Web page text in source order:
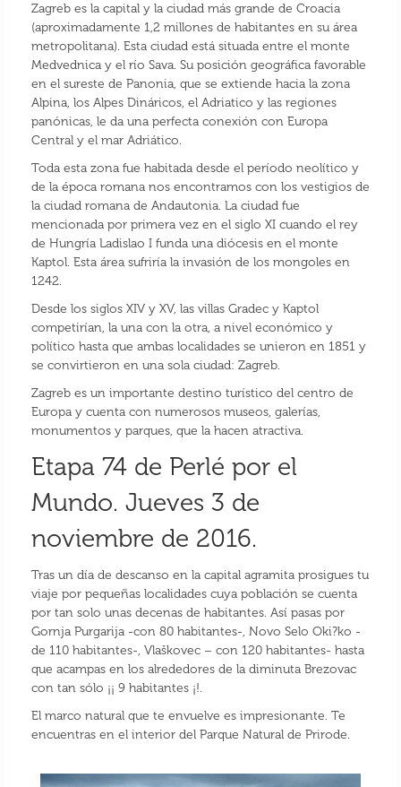
Zagreb es la capital y la ciudad más grande de Croacia
(aproximadamente 1,2 millones de habitantes en su área
metropolitana). Esta ciudad está situada entre el monte
Medvednica y el río Sava. Su posición geográfica favorable
en el sureste de Panonia, que se extiende hacia la zona
Alpina, los Alpes Dináricos, el Adriatico y las regiones
panónicas, le da una perfecta conexión con Europa
Central y el mar Adriático.
Toda esta zona fue habitada desde el período neolítico y
de la época romana nos encontramos con los vestigios de
la ciudad romana de Andautonia. La ciudad fue
mencionada por primera vez en el siglo XI cuando el rey
de Hungría Ladislao I funda una diócesis en el monte
Kaptol. Esta área sufriría la invasión de los mongoles en
1242.
Desde los siglos XIV y XV, las villas Gradec y Kaptol
competirían, la una con la otra, a nivel económico y
político hasta que ambas localidades se unieron en 1851 y
se convirtieron en una sola ciudad: Zagreb.
Zagreb es un importante destino turístico del centro de
Europa y cuenta con numerosos museos, galerías,
monumentos y parques, que la hacen atractiva.
Etapa 74 de Perlé por el
Mundo. Jueves 3 de
noviembre de 2016.
Tras un día de descanso en la capital agramita prosigues tu
viaje por pequeñas localidades cuya población se cuenta
por tan solo unas decenas de habitantes. Así pasas por
Gornja Purgarija -con 80 habitantes-, Novo Selo Oki?ko -
de 110 habitantes-, Vlaškovec – con 120 habitantes- hasta
que acampas en los alrededores de la diminuta Brezovac
con tan sólo ¡¡ 9 habitantes ¡!.
El marco natural que te envuelve es impresionante. Te
encuentras en el interior del Parque Natural de Prirode.